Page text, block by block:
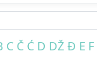
C Č Ć D DŽ Đ E F